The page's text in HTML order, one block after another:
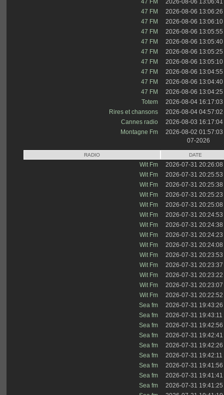
47 FM
2026-08-06 13:06:41
47 FM
2026-08-06 13:06:26
47 FM
2026-08-06 13:06:10
47 FM
2026-08-06 13:05:55
47 FM
2026-08-06 13:05:40
47 FM
2026-08-06 13:05:25
47 FM
2026-08-06 13:05:10
47 FM
2026-08-06 13:04:55
47 FM
2026-08-06 13:04:40
47 FM
2026-08-06 13:04:25
Totem
2026-08-04 16:17:03
Rires et chansons
2026-08-04 04:57:02
Cannes radio
2026-08-03 16:17:04
Montagne Fm
2026-08-02 01:57:03
07-2026
RADIO DATE
Wit Fm
2026-07-31 20:26:08
Wit Fm
2026-07-31 20:25:53
Wit Fm
2026-07-31 20:25:38
Wit Fm
2026-07-31 20:25:23
Wit Fm
2026-07-31 20:25:08
Wit Fm
2026-07-31 20:24:53
Wit Fm
2026-07-31 20:24:38
Wit Fm
2026-07-31 20:24:23
Wit Fm
2026-07-31 20:24:08
Wit Fm
2026-07-31 20:23:53
Wit Fm
2026-07-31 20:23:37
Wit Fm
2026-07-31 20:23:22
Wit Fm
2026-07-31 20:23:07
Wit Fm
2026-07-31 20:22:52
Sea fm
2026-07-31 19:43:26
Sea fm
2026-07-31 19:43:11
Sea fm
2026-07-31 19:42:56
Sea fm
2026-07-31 19:42:41
Sea fm
2026-07-31 19:42:26
Sea fm
2026-07-31 19:42:11
Sea fm
2026-07-31 19:41:56
Sea fm
2026-07-31 19:41:41
Sea fm
2026-07-31 19:41:25